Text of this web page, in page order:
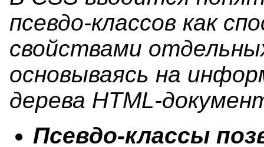
псевдо-классов как
свойствами
основываясь на
дерева HTML-
Псевдо-классы